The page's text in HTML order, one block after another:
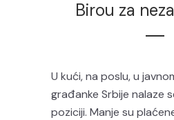
Birou za
U kući, na poslu, u
građanke Srbije nalaze
poziciji. Manje su